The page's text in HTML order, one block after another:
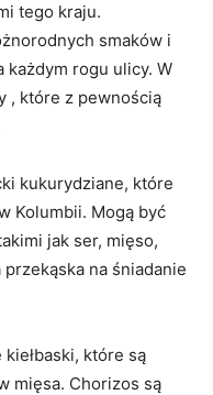
tego kraju.
smaków i
każdym rogu‌ ulicy. W⁣
, ‍które z pewnością⁤
kukurydziane, które
Kolumbii. Mogą być
jak ser, mięso,
przekąska ​na śniadanie
które ⁣są
mięsa. Chorizos są